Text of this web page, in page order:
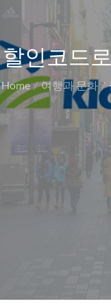
인코드
Home 여행과 문화